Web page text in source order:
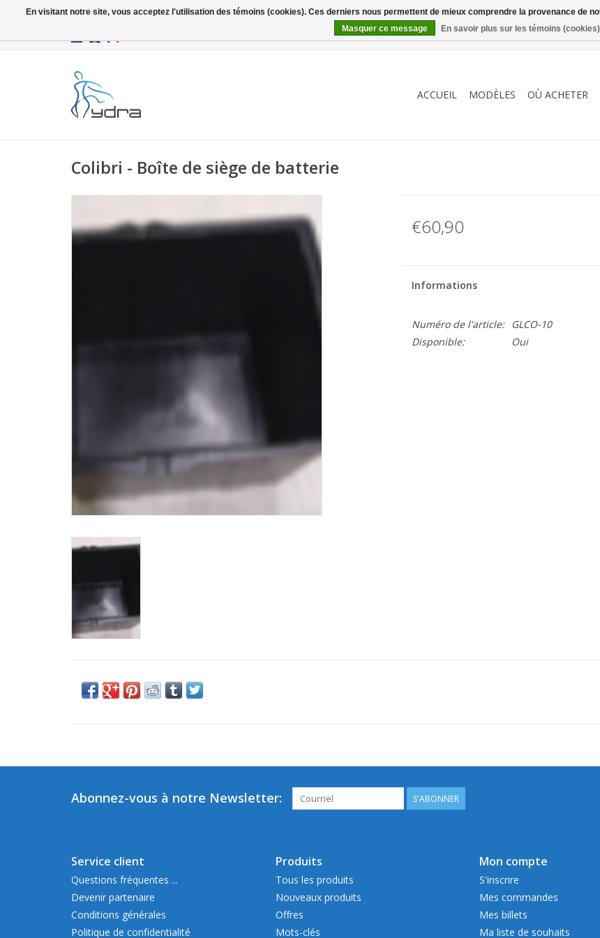
ACCUEIL MODÈLES OÙ ACHETER
Colibri - Boîte de siège de batterie
€60,90
Informations
Numéro de l'article:
GLCO-10
Disponible:
Oui
Abonnez-vous à notre Newsletter: S'ABONNER
Service client
Questions fréquentes ...
Devenir partenaire
Conditions générales
Politique de confidentialité
Produits
Tous les produits
Nouveaux produits
Offres
Mots-clés
Mon compte
S'inscrire
Mes commandes
Mes billets
Ma liste de souhaits
En visitant notre site, vous acceptez l'utilisation des témoins (cookies). Ces derniers nous permettent de mieux comprendre la provenance de
Masquer ce message
En savoir plus sur les témoins